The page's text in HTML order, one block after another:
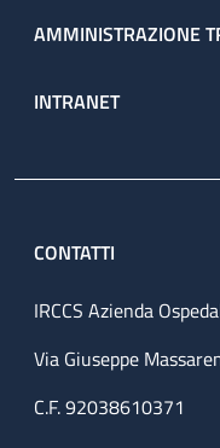
AMMINISTRAZIONE
INTRANET
CONTATTI
IRCCS Azienda
Via Giuseppe
C.F. 92038610371